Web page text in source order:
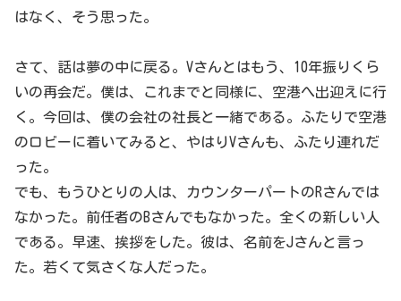
はなく、そう思った。
さて、話は夢の中に戻る。Vさんとはもう、10年振りくら
いの再会だ。僕は、これまでと同様に、空港へ出迎えに行
く。今回は、僕の会社の社長と一緒である。ふたりで空港
のロビーに着いてみると、やはりVさんも、ふたり連れだ
った。
でも、もうひとりの人は、カウンターパートのRさんでは
なかった。前任者のBさんでもなかった。全くの新しい人
である。早速、挨拶をした。彼は、名前をJさんと言っ
た。若くて気さくな人だった。